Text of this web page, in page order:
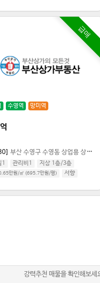
급매
수영역 망미역
억
부산 수영구 수영동 상업용 상가점포
1 관리비1 지상 1층/3층
만원/㎡ (695.7만원/평) 서향
강력추천 매물을 확인해보세